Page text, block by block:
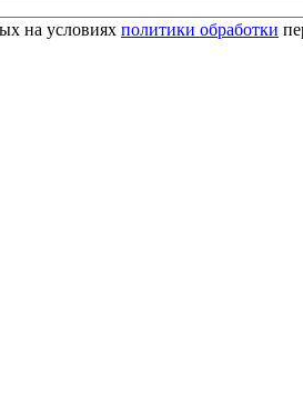
на условиях политики обработки